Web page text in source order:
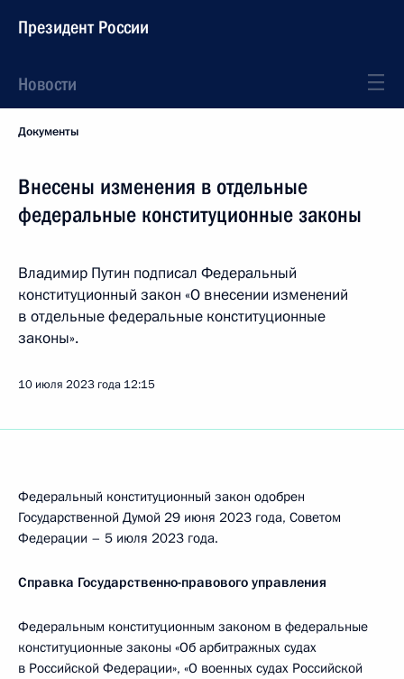
Президент России
Новости
Документы
Внесены изменения в отдельные
федеральные конституционные законы
Владимир Путин подписал Федеральный
конституционный закон «О внесении изменений
в отдельные федеральные конституционные
законы».
10 июля 2023 года 12:15
Федеральный конституционный закон одобрен
Государственной Думой 29 июня 2023 года, Советом
Федерации – 5 июля 2023 года.
Справка Государственно-правового управления
Федеральным конституционным законом в федеральные
конституционные законы «Об арбитражных судах
в Российской Федерации», «О военных судах Российской